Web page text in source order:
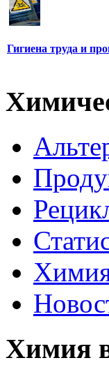
Гигиена труда и
Химия
Химия